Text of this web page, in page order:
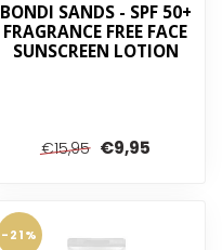
BONDI SANDS - SPF 50+
FRAGRANCE FREE FACE
SUNSCREEN LOTION
€15,95 €9,95
-21%